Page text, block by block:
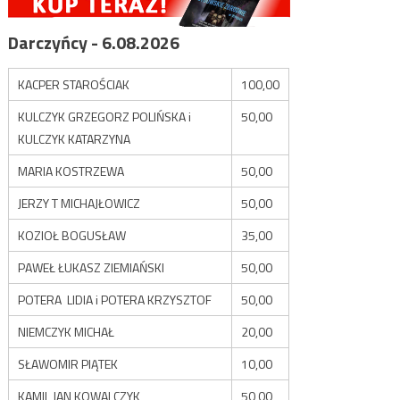
Darczyńcy - 6.08.2026
KACPER STAROŚCIAK
100,00
KULCZYK GRZEGORZ POLIŃSKA i
KULCZYK KATARZYNA
50,00
MARIA KOSTRZEWA
50,00
JERZY T MICHAJŁOWICZ
50,00
KOZIOŁ BOGUSŁAW
35,00
PAWEŁ ŁUKASZ ZIEMIAŃSKI
50,00
POTERA LIDIA i POTERA KRZYSZTOF
50,00
NIEMCZYK MICHAŁ
20,00
SŁAWOMIR PIĄTEK
10,00